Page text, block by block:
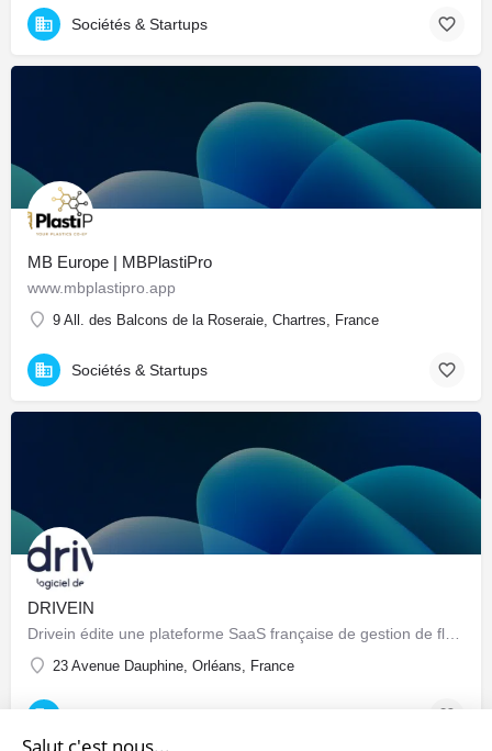
Sociétés & Startups
MB Europe | MBPlastiPro
www.mbplastipro.app
9 All. des Balcons de la Roseraie, Chartres, France
Sociétés & Startups
DRIVEIN
23 Avenue Dauphine, Orléans, France